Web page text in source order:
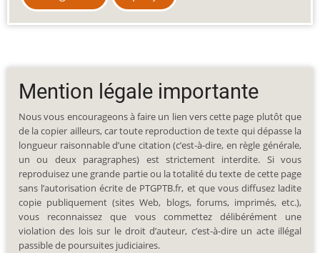
Mention légale importante
Nous vous encourageons à faire un lien vers cette page plutôt que
de la copier ailleurs, car toute reproduction de texte qui dépasse la
longueur raisonnable d’une citation (c’est-à-dire, en règle générale,
un ou deux paragraphes) est strictement interdite. Si vous
reproduisez une grande partie ou la totalité du texte de cette page
sans l’autorisation écrite de PTGPTB.fr, et que vous diffusez ladite
copie publiquement (sites Web, blogs, forums, imprimés, etc.),
vous reconnaissez que vous commettez délibérément une
violation des lois sur le droit d’auteur, c’est-à-dire un acte illégal
passible de poursuites judiciaires.